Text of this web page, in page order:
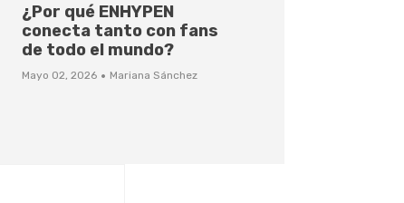
¿Por qué ENHYPEN
conecta tanto con fans
de todo el mundo?
Mayo 02, 2026 · Mariana Sánchez